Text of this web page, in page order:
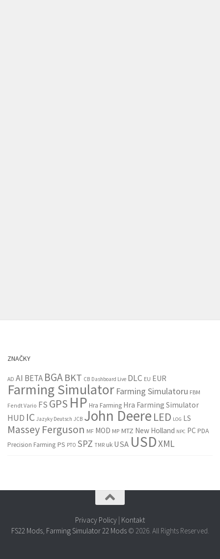
ZNAČKY
AD AI BETA BGABKT CB Dashboard Live DLC EU EUR
Farming Simulator Farming Simulatoru FBM
Fendt Vario FS GPS HP Hra Farming Hra Farming Simulator
HUD IC Jazyky Deutsch JCB John Deere LED LOG LS
Massey Ferguson MF MOD MP MTZ New Holland NPC PC PDA
Precision Farming PS PTO SPZ TMR uk USA USDXML
Privacy Policy | Kontakt
FS22 Mods, Farming Simulator 22 Mods© 2026. All Rights Reserved.